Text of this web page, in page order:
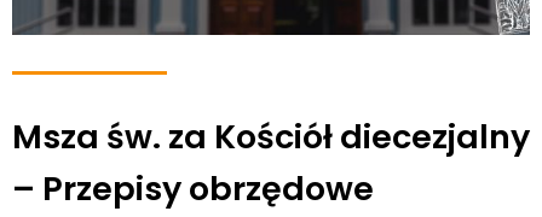
Msza św. za Kościół diecezjalny
– Przepisy obrzędowe